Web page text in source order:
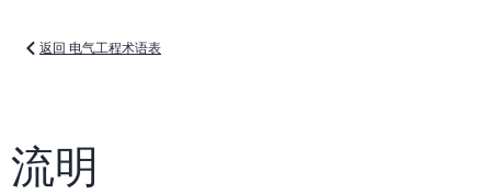
返回 电气工程术语表
流明